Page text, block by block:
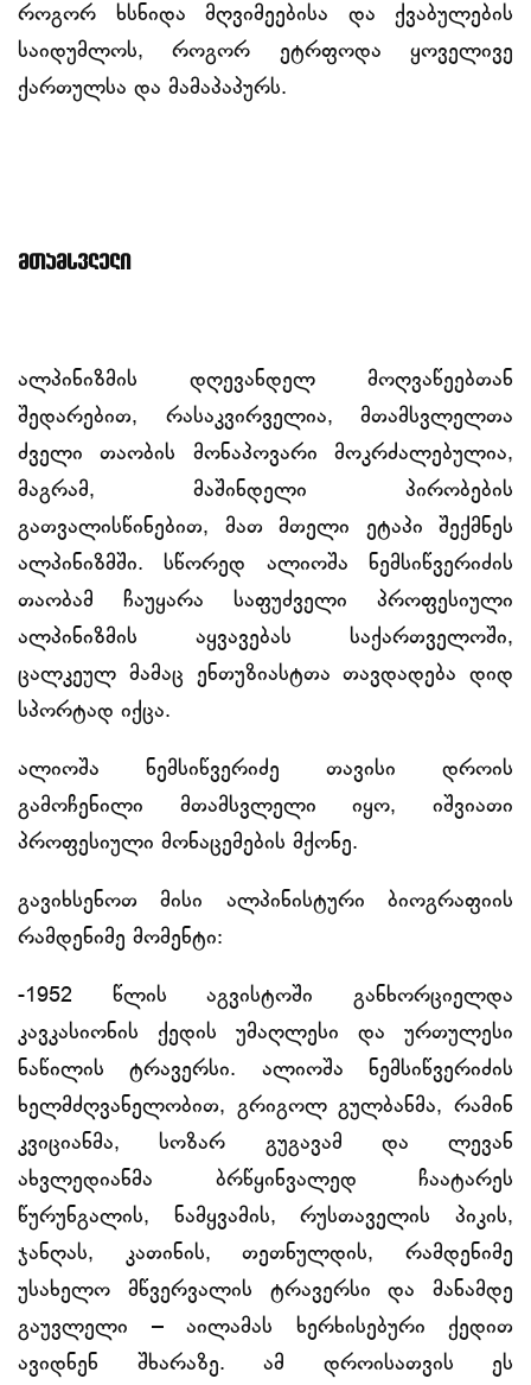
როგორ ხსნიდა მღვიმეებისა და ქვაბულების
საიდუმლოს, როგორ ეტრფოდა ყოველივე
ქართულსა და მამაპაპურს.
მთამსვლელი
ალპინიზმის დღევანდელ მოღვაწეებთან
შედარებით, რასაკვირველია, მთამსვლელთა
ძველი თაობის მონაპოვარი მოკრძალებულია,
მაგრამ, მაშინდელი პირობების
გათვალისწინებით, მათ მთელი ეტაპი შექმნეს
ალპინიზმში. სწორედ ალიოშა ნემსიწვერიძის
თაობამ ჩაუყარა საფუძველი პროფესიული
ალპინიზმის აყვავებას საქართველოში,
ცალკეულ მამაც ენთუზიასტთა თავდადება დიდ
სპორტად იქცა.
ალიოშა ნემსიწვერიძე თავისი დროის
გამოჩენილი მთამსვლელი იყო, იშვიათი
პროფესიული მონაცემების მქონე.
გავიხსენოთ მისი ალპინისტური ბიოგრაფიის
რამდენიმე მომენტი:
-1952 წლის აგვისტოში განხორციელდა
კავკასიონის ქედის უმაღლესი და ურთულესი
ნაწილის ტრავერსი. ალიოშა ნემსიწვერიძის
ხელმძღვანელობით, გრიგოლ გულბანმა, რამინ
კვიციანმა, სოზარ გუგავამ და ლევან
ახვლედიანმა ბრწყინვალედ ჩაატარეს
წურუნგალის, ნამყვამის, რუსთაველის პიკის,
ჯანღას, კათინის, თეთნულდის, რამდენიმე
უსახელო მწვერვალის ტრავერსი და მანამდე
გაუვლელი – აილამას ხერხისებური ქედით
ავიდნენ შხარაზე. ამ დროისათვის ეს